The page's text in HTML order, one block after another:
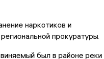
наркотиков и
прокуратуры.
был в районе реки